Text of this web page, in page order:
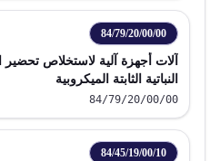
84/79/20/00/00
آلات أجهزة آلية لاستخلاص تحضير
النباتية الثابتة الميكروبية
84/79/20/00/00
84/45/19/00/10